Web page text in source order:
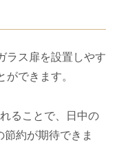
ラス扉を設置しやす
ができます。
ることで、日中の
約が期待できま